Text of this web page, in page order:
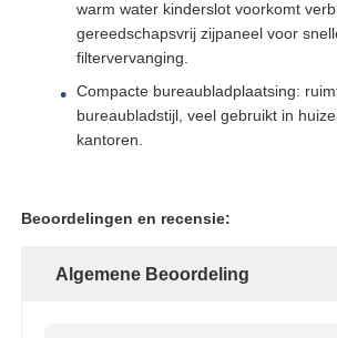
Het Drukvat van FRP
Waterverzachter zoutwaterreservoir
Filtercontroleaansluiting
warm water kinderslot voorkomt
gereedschapsvrij zijpaneel voor
filtervervanging.
Compacte bureaubladplaatsing:
bureaubladstijl, veel gebruikt in
kantoren.
Beoordelingen en recensie:
Algemene Beoordeling